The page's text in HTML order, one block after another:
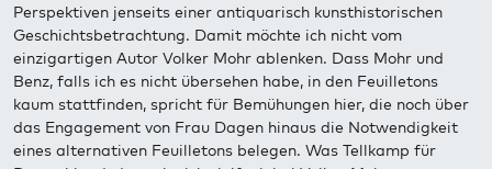
Perspektiven jenseits einer antiquarisch kunsthistorischen
Geschichtsbetrachtung. Damit möchte ich nicht vom
einzigartigen Autor Volker Mohr ablenken. Dass Mohr und
Benz, falls ich es nicht übersehen habe, in den Feuilletons
kaum stattfinden, spricht für Bemühungen hier, die noch über
das Engagement von Frau Dagen hinaus die Notwendigkeit
eines alternativen Feuilletons belegen. Was Tellkamp für